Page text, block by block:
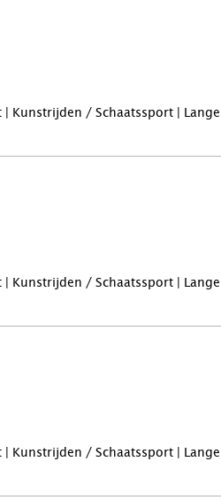
| Kunstrijden / Schaatssport |
| Kunstrijden / Schaatssport |
| Kunstrijden / Schaatssport |